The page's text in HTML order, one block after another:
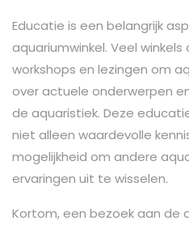
Educatie is een belangrijk
aquariumwinkel. Veel
workshops en lezingen om
over actuele onderwerpen
de aquaristiek. Deze
niet alleen waardevolle
mogelijkheid om andere
ervaringen uit te wisselen.
Kortom, een bezoek aan de